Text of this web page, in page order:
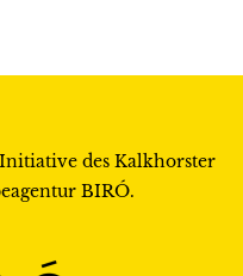
des Kalkhorster
BIRÓ.